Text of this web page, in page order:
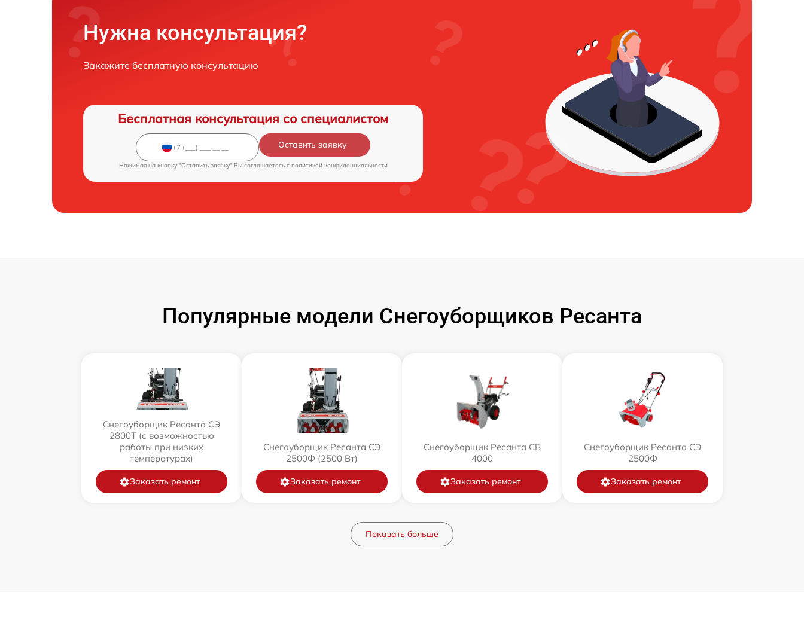
Нужна консультация?
Закажите бесплатную консультацию
Бесплатная консультация со специалистом
Оставить заявку
Нажимая на кнопку "Оставить заявку" Вы соглашаетесь c политикой конфиденциальности
Популярные модели Снегоуборщиков Ресанта
Снегоуборщик Ресанта СЭ
2800Т (с возможностью
работы при низких
температурах)
Заказать ремонт
Снегоуборщик Ресанта СЭ
2500Ф (2500 Вт)
Заказать ремонт
Снегоуборщик Ресанта СБ
4000
Заказать ремонт
Снегоуборщик Ресанта СЭ
2500Ф
Заказать ремонт
Показать больше